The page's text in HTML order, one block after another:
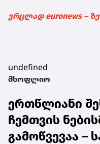
ვრცლად euronews – ზე
undefined
მსოფლიო
ერთწლიანი
ჩემთვის
გამოწვევაა –